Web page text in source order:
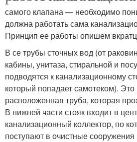
самого клапана — необходимо
должна работать сама
Принцип ее работы опишем
В се трубы сточных вод (от
кабины, унитаза, стиральной и
подводятся к канализационному
который попадает самотеком). Это
расположенная труба, которая
В нижней части стояк входит в
канализационный коллектор, по
поступают в очистные